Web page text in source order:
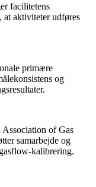
facilitetens
at aktiviteter udføres
primære
og
of Gas
samarbejde og
kalibrering.